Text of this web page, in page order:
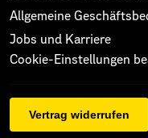
Allgemeine
Jobs und Karriere
Cookie-Einstellungen
Vertrag widerrufen